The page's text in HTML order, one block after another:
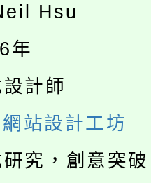
教案入校路
育專業人
8/29、30在
! 於龍潭區
內行報名
Hsu
年
計師
站設計工坊
究，創意突